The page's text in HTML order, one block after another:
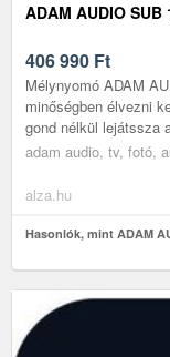
ADAM AUDIO SUB
406 990 Ft
Mélynyomó ADAM
minőségben élvezni
gond nélkül lejátssza
adam audio, tv, fotó,
alza.hu
Hasonlók, mint ADAM